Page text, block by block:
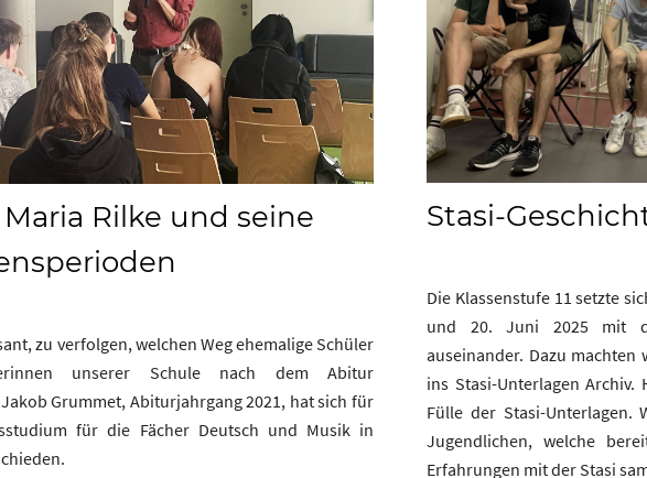
Rilke und seine
zu verfolgen, welchen Weg ehemalige Schüler
unserer Schule nach dem Abitur
Grummet, Abiturjahrgang 2021, hat sich für
für die Fächer Deutsch und Musik in
Stasi-
Die Klassenstufe 11 setzte
und 20. Juni 2025 mit
auseinander. Dazu machten
ins Stasi-Unterlagen
Fülle der Stasi-Unterlagen.
Jugendlichen, welche
Erfahrungen mit der Stasi